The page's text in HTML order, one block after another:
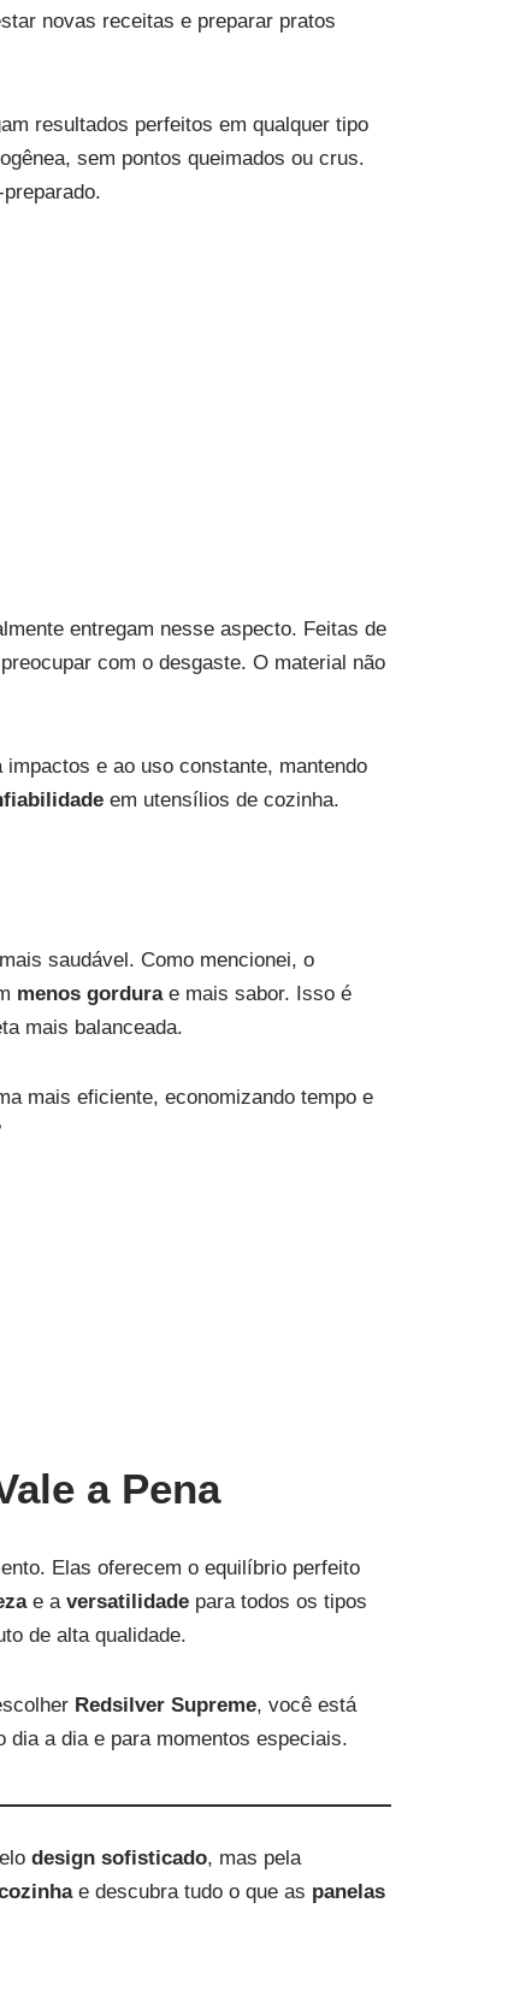
novas receitas e preparar pratos
resultados perfeitos em qualquer tipo
sem pontos queimados ou crus.
entregam nesse aspecto. Feitas de
com o desgaste. O material não
e ao uso constante, mantendo
em utensílios de cozinha.
saudável. Como mencionei, o
menos gordurae mais sabor. Isso é
mais balanceada.
mais eficiente, economizando tempo e
a Pena
Elas oferecem o equilíbrio perfeito
e a versatilidade para todos os tipos
de alta qualidade.
Redsilver Supreme, você está
a dia e para momentos especiais.
design sofisticado, mas pela
e descubra tudo o que as panelas